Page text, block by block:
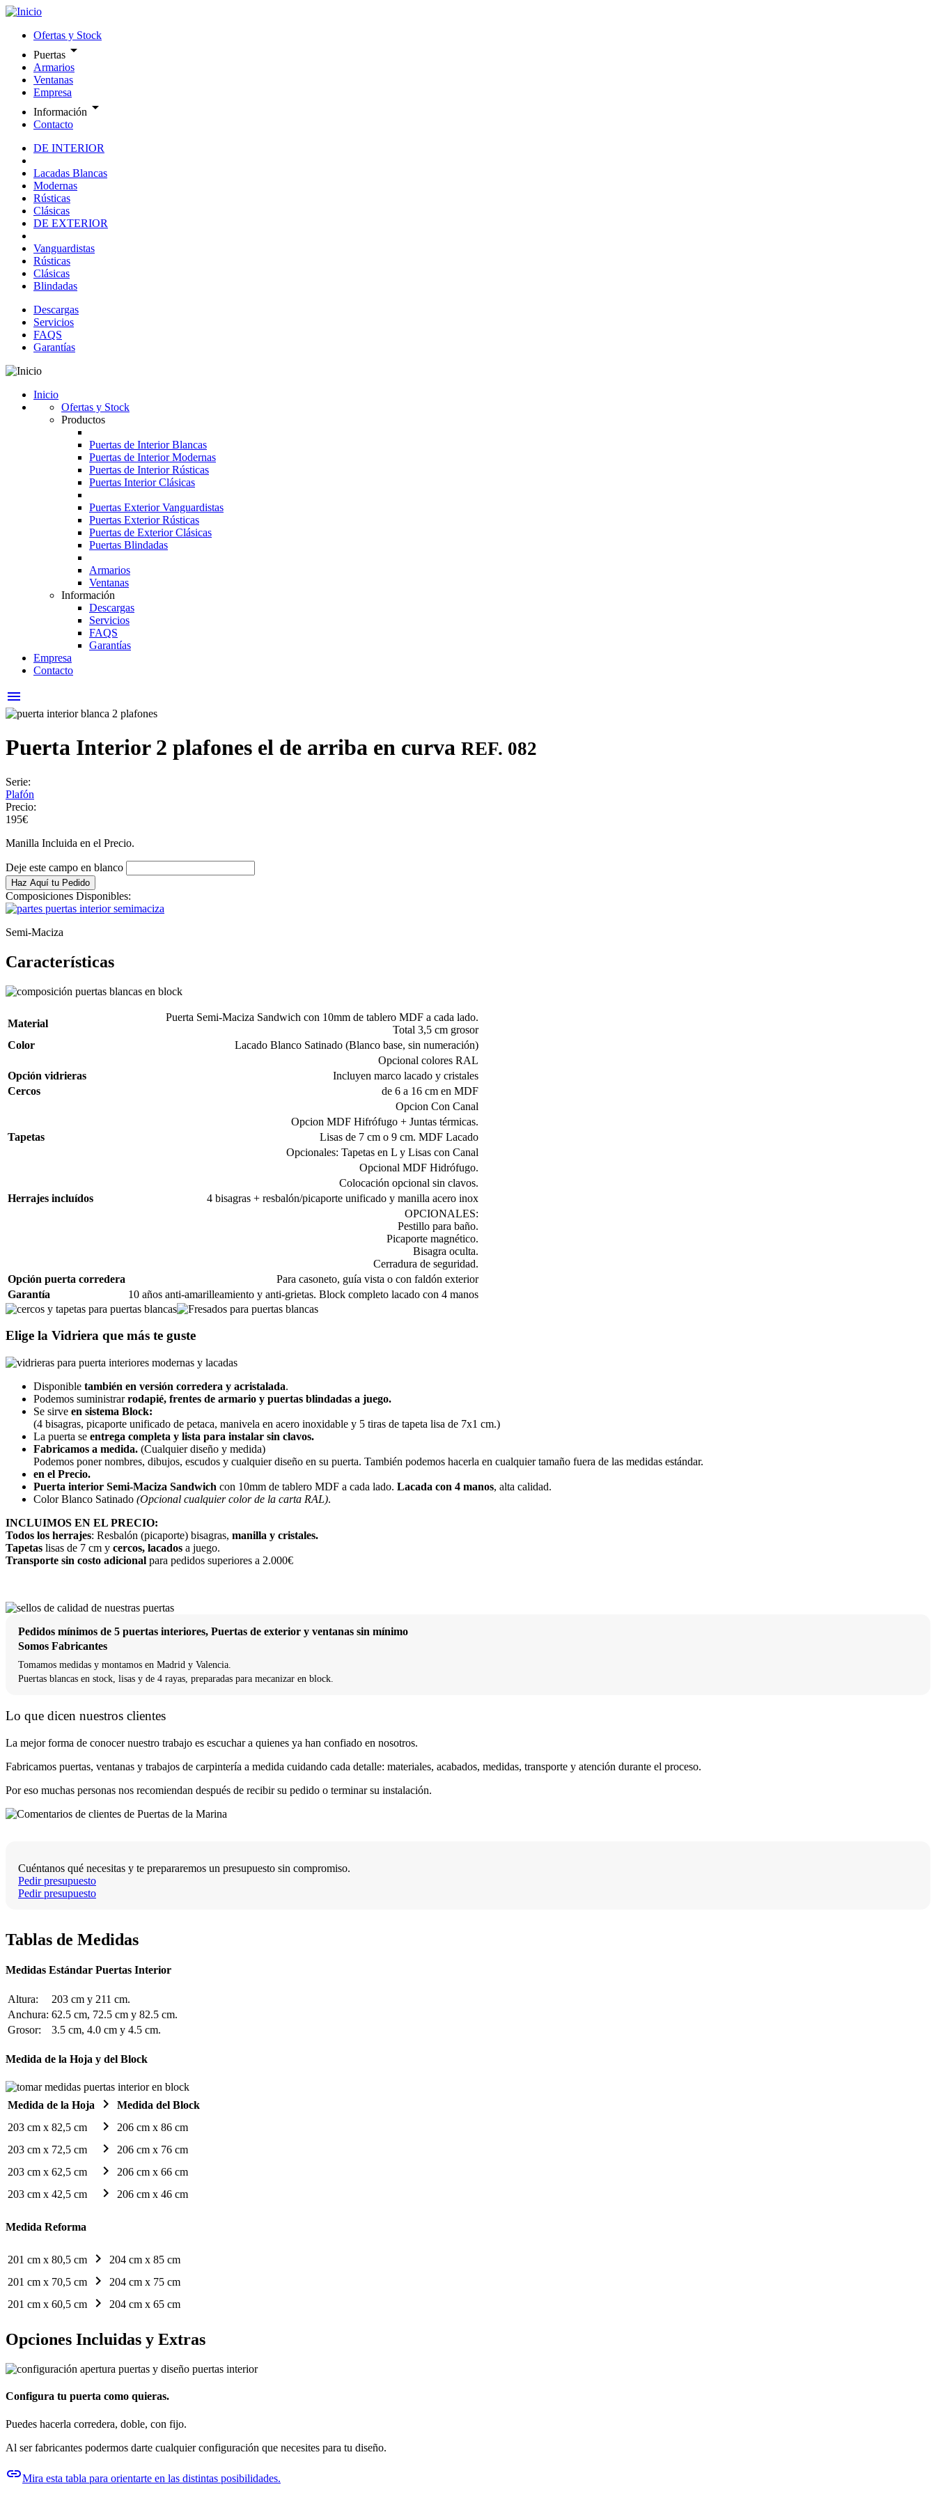
Ofertas y Stock
Puertas arrow_drop_down
Armarios
Ventanas
Empresa
Información arrow_drop_down
Contacto
DE INTERIOR
Lacadas Blancas
Modernas
Rústicas
Clásicas
DE EXTERIOR
Vanguardistas
Rústicas
Clásicas
Blindadas
Descargas
Servicios
FAQS
Garantías
Inicio
Ofertas y Stock
Productos
Puertas de Interior Blancas
Puertas de Interior Modernas
Puertas de Interior Rústicas
Puertas Interior Clásicas
Puertas Exterior Vanguardistas
Puertas Exterior Rústicas
Puertas de Exterior Clásicas
Puertas Blindadas
Armarios
Ventanas
Información
Descargas
Servicios
FAQS
Garantías
Empresa
Contacto
menu
Puerta Interior 2 plafones el de arriba en curva REF. 082
Serie:
Plafón
Precio:
195€
Manilla Incluida en el Precio.
Deje este campo en blanco
Composiciones Disponibles:
Semi-Maciza
Características
Material
Puerta Semi-Maciza Sandwich con 10mm de tablero MDF a cada lado.
Total 3,5 cm grosor
Color
Lacado Blanco Satinado (Blanco base, sin numeración)
Opcional colores RAL
Opción vidrieras
Incluyen marco lacado y cristales
Cercos
de 6 a 16 cm en MDF
Opcion Con Canal
Opcion MDF Hifrófugo + Juntas térmicas.
Tapetas
Lisas de 7 cm o 9 cm. MDF Lacado
Opcionales: Tapetas en L y Lisas con Canal
Opcional MDF Hidrófugo.
Colocación opcional sin clavos.
Herrajes incluídos
4 bisagras + resbalón/picaporte unificado y manilla acero inox
OPCIONALES:
Pestillo para baño.
Picaporte magnético.
Bisagra oculta.
Cerradura de seguridad.
Opción puerta corredera
Para casoneto, guía vista o con faldón exterior
Garantía
10 años anti-amarilleamiento y anti-grietas. Block completo lacado con 4 manos
Elige la Vidriera que más te guste
Disponible también en versión corredera y acristalada.
Podemos suministrarrodapié, frentes de armario y puertas blindadas a juego.
Se sirve en sistema Block:
(4 bisagras, picaporte unificado de petaca, manivela en acero inoxidable y 5 tiras de tapeta lisa de 7x1 cm.)
La puerta se entrega completa y lista para instalar sin clavos.
Fabricamos a medida. (Cualquier diseño y medida)
Podemos poner nombres, dibujos, escudos y cualquier diseño en su puerta. También podemos hacerla en cualquier tamaño fuera de las medidas estándar.
en el Precio.
Puerta interior Semi-Maciza Sandwich con 10mm de tablero MDF a cada lado. Lacada con 4 manos, alta calidad.
Color Blanco Satinado (Opcional cualquier color de la carta RAL).
INCLUIMOS EN EL PRECIO:
Todos los herrajes: Resbalón (picaporte) bisagras, manilla y cristales.
Tapetas lisas de 7 cm y cercos, lacados a juego.
Transporte sin costo adicional para pedidos superiores a 2.000€
Pedidos mínimos de 5 puertas interiores, Puertas de exterior y ventanas sin mínimo
Somos Fabricantes
Tomamos medidas y montamos en Madrid y Valencia.
Puertas blancas en stock, lisas y de 4 rayas, preparadas para mecanizar en block.
Lo que dicen nuestros clientes
La mejor forma de conocer nuestro trabajo es escuchar a quienes ya han confiado en nosotros.
Fabricamos puertas, ventanas y trabajos de carpintería a medida cuidando cada detalle: materiales, acabados, medidas, transporte y atención durante el proceso.
Por eso muchas personas nos recomiendan después de recibir su pedido o terminar su instalación.
Cuéntanos qué necesitas y te prepararemos un presupuesto sin compromiso.
Pedir presupuesto
Pedir presupuesto
Tablas de Medidas
Medidas Estándar Puertas Interior
Altura:
203 cm y 211 cm.
Anchura: 62.5 cm, 72.5 cm y 82.5 cm.
Grosor:
3.5 cm, 4.0 cm y 4.5 cm.
Medida de la Hoja y del Block
Medida de la Hoja chevron_right
Medida del Block
203 cm x 82,5 cm
chevron_right
206 cm x 86 cm
203 cm x 72,5 cm
chevron_right
206 cm x 76 cm
203 cm x 62,5 cm
chevron_right
206 cm x 66 cm
203 cm x 42,5 cm
chevron_right 206 cm x 46 cm
Medida Reforma
201 cm x 80,5 cm chevron_right
204 cm x 85 cm
201 cm x 70,5 cm
chevron_right
204 cm x 75 cm
201 cm x 60,5 cm
chevron_right 204 cm x 65 cm
Opciones Incluidas y Extras
Configura tu puerta como quieras.
Puedes hacerla corredera, doble, con fijo.
Al ser fabricantes podermos darte cualquier configuración que necesites para tu diseño.
linkMira esta tabla para orientarte en las distintas posibilidades.